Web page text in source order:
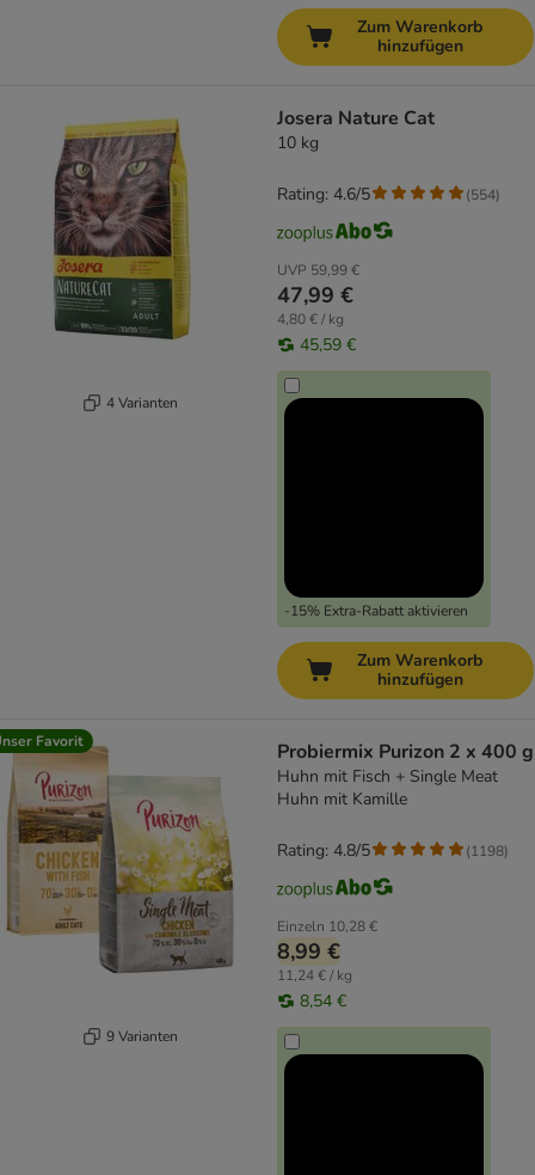
Zum Warenkorb
hinzufügen
4 Varianten
Josera Nature Cat
10 kg
UVP 59,99 €
47,99 €
4,80 € / kg
45,59 €
-15% Extra-Rabatt aktivieren
Rating: 4.6/5 (554)
Zum Warenkorb
hinzufügen
Favorit
9 Varianten
Probiermix Purizon 2 x 400 g
Huhn mit Fisch + Single Meat
Huhn mit Kamille
Einzeln 10,28 €
8,99 €
11,24 € / kg
8,54 €
Rating: 4.8/5 (1198)